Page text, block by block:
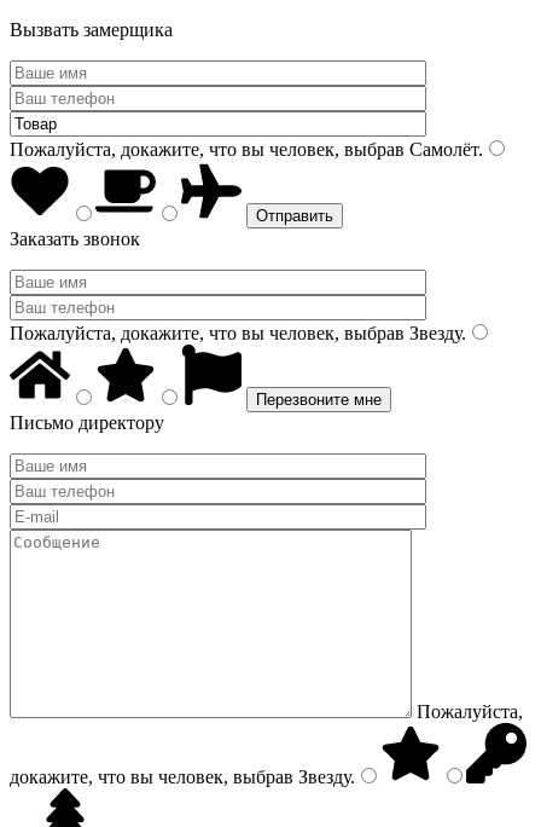
Вызвать замерщика
Пожалуйста, докажите, что вы человек, выбрав Самолёт.
Заказать звонок
Пожалуйста, докажите, что вы человек, выбрав Звезду.
Письмо директору
Пожалуйста,
докажите, что вы человек, выбрав Звезду.